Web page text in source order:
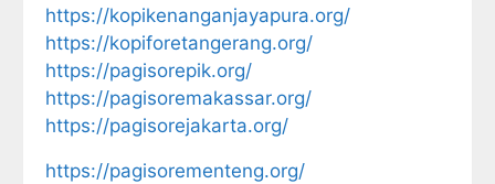
https://kopikenanganjayapura.org/
https://kopiforetangerang.org/
https://pagisorepik.org/
https://pagisoremakassar.org/
https://pagisorejakarta.org/
https://pagisorementeng.org/